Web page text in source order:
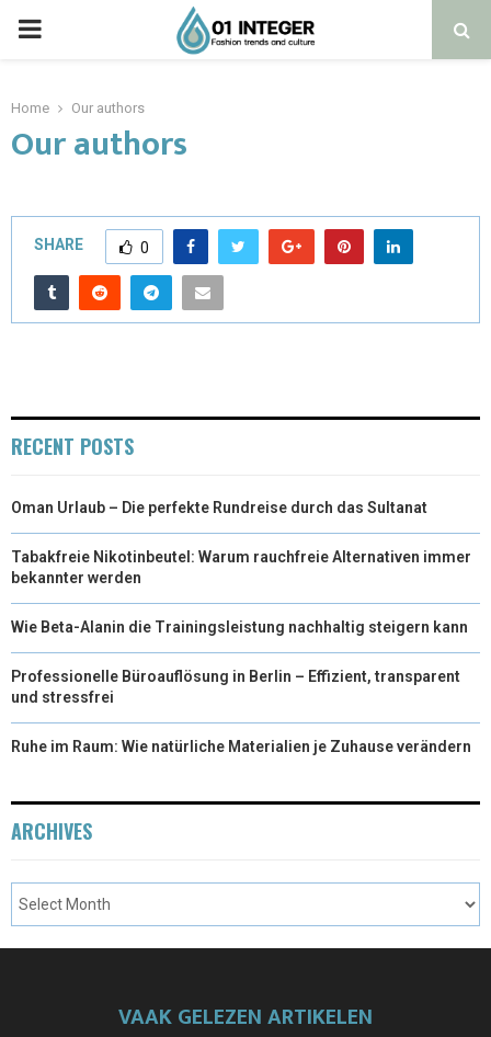
Home Our authors
Our authors
SHARE 0
RECENT POSTS
Oman Urlaub – Die perfekte Rundreise durch das Sultanat
Tabakfreie Nikotinbeutel: Warum rauchfreie Alternativen immer
bekannter werden
Wie Beta-Alanin die Trainingsleistung nachhaltig steigern kann
Professionelle Büroauflösung in Berlin – Effizient, transparent
und stressfrei
Ruhe im Raum: Wie natürliche Materialien je Zuhause verändern
ARCHIVES
VAAK GELEZEN ARTIKELEN